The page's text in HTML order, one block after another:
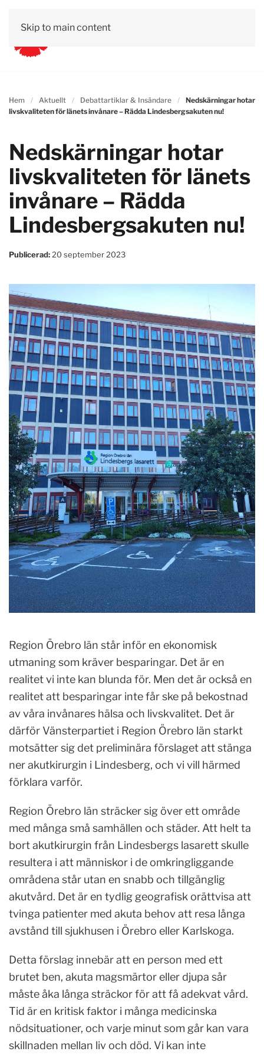
Skip to main content
Hem Aktuellt Debattartiklar & Insändare
Nedskärningar hotar
livskvaliteten för länets invånare – Rädda Lindesbergsakuten nu!
Nedskärningar hotar
livskvaliteten för länets
invånare – Rädda
Lindesbergsakuten nu!
Publicerad: 20 september 2023
Region Örebro län står inför en ekonomisk
utmaning som kräver besparingar. Det är en
realitet vi inte kan blunda för. Men det är också en
realitet att besparingar inte får ske på bekostnad
av våra invånares hälsa och livskvalitet. Det är
därför Vänsterpartiet i Region Örebro län starkt
motsätter sig det preliminära förslaget att stänga
ner akutkirurgin i Lindesberg, och vi vill härmed
förklara varför.
Region Örebro län sträcker sig över ett område
med många små samhällen och städer. Att helt ta
bort akutkirurgin från Lindesbergs lasarett skulle
resultera i att människor i de omkringliggande
områdena står utan en snabb och tillgänglig
akutvård. Det är en tydlig geografisk orättvisa att
tvinga patienter med akuta behov att resa långa
avstånd till sjukhusen i Örebro eller Karlskoga.
Detta förslag innebär att en person med ett
brutet ben, akuta magsmärtor eller djupa sår
måste åka långa sträckor för att få adekvat vård.
Tid är en kritisk faktor i många medicinska
nödsituationer, och varje minut som går kan vara
skillnaden mellan liv och död. Vi kan inte